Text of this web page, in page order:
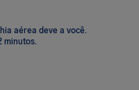
aérea deve a você.
minutos.